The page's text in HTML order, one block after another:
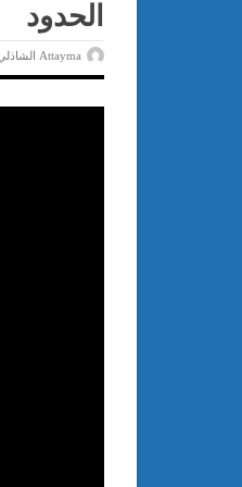
الحدود
Attayma الشاذلي عرايبية